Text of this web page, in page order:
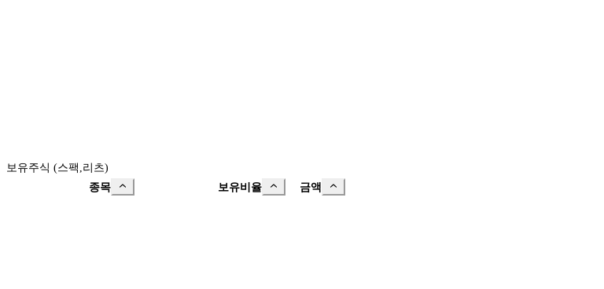
보유주식 (스팩,리츠)
종목
보유비율 금액